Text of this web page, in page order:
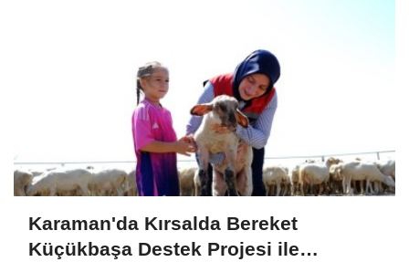
Karaman'da Kırsalda Bereket
Küçükbaşa Destek Projesi ile